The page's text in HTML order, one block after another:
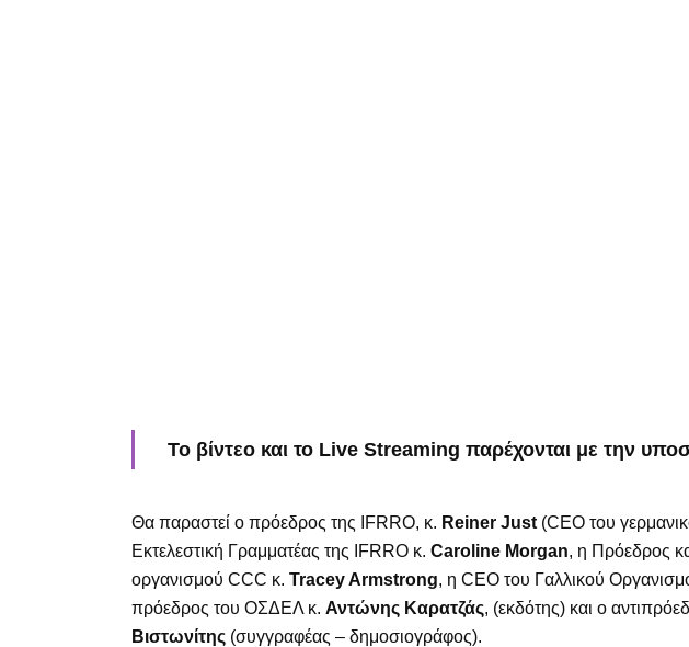
Το βίντεο και το Live Streaming παρέχονται με την
Θα παραστεί ο πρόεδρος της IFRRO, κ. Reiner Just (CEO του
Εκτελεστική Γραμματέας της IFRRO κ. Caroline Morgan, η Πρόεδρος
οργανισμού CCC κ. Tracey Armstrong, η CEO του Γαλλικού
πρόεδρος του ΟΣΔΕΛ κ. Αντώνης Καρατζάς, (εκδότης) και ο
Βιστωνίτης (συγγραφέας – δημοσιογράφος).